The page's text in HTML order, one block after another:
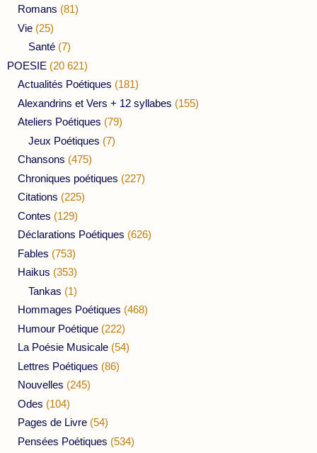
Romans (81)
Vie (25)
Santé (7)
POESIE (20 621)
Actualités Poétiques (181)
Alexandrins et Vers + 12 syllabes (155)
Ateliers Poétiques (79)
Jeux Poétiques (7)
Chansons (475)
Chroniques poétiques (227)
Citations (225)
Contes (129)
Déclarations Poétiques (626)
Fables (753)
Haikus (353)
Tankas (1)
Hommages Poétiques (468)
Humour Poétique (222)
La Poésie Musicale (54)
Lettres Poétiques (86)
Nouvelles (245)
Odes (104)
Pages de Livre (54)
Pensées Poétiques (534)